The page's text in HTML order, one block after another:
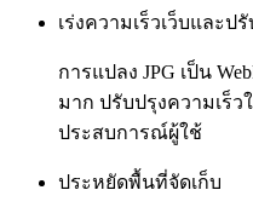
เร่งความเร็วเว็บและป
การแปลง JPG เป็น
มาก ปรับปรุงความเร็ว
ประสบการณ์ผู้ใช้
ประหยัดพื้นที่จัดเก็บ